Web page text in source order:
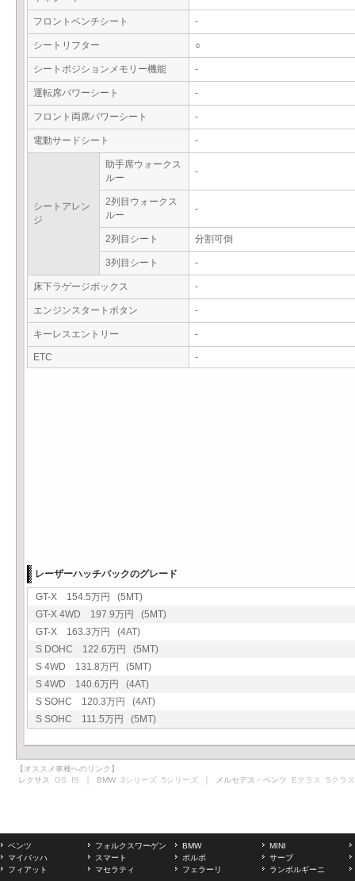
フロントベンチシート -
シートリフター ○
シートポジションメモリー機能 -
運転席パワーシート -
フロント両席パワーシート -
電動サードシート -
シートアレン
ジ
助手席ウォークス
ルー
-
2列目ウォークス
ルー
-
2列目シート 分割可倒
3列目シート -
床下ラゲージボックス -
エンジンスタートボタン -
キーレスエントリー -
ETC -
レーザーハッチバックのグレード
GT-X 154.5万円 (5MT)
GT-X 4WD 197.9万円 (5MT)
GT-X 163.3万円 (4AT)
S DOHC 122.6万円 (5MT)
S 4WD 131.8万円 (5MT)
S 4WD 140.6万円 (4AT)
S SOHC 120.3万円 (4AT)
S SOHC 111.5万円 (5MT)
【オススメ車種へのリンク】
レクサス GS IS ｜ BMW 3シリーズ 5シリーズ ｜ メルセデス・ベンツ Eクラス Sクラス
ベンツ フォルクスワーゲン BMW
MINI
マイバッハ
スマート ボルボ
サーブ
フィアット
マセラティ フェラーリ ランボルギーニ